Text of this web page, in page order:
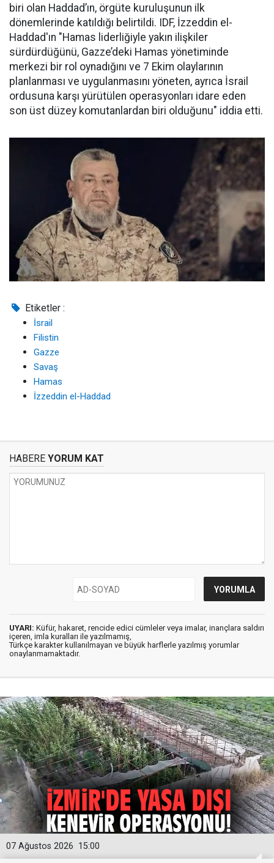
biri olan Haddad’ın, örgüte kuruluşunun ilk
dönemlerinde katıldığı belirtildi. IDF, İzzeddin el-
Haddad'ın "Hamas liderliğiyle yakın ilişkiler
sürdürdüğünü, Gazze’deki Hamas yönetiminde
merkezi bir rol oynadığını ve 7 Ekim olaylarının
planlanması ve uygulanmasını yöneten, ayrıca İsrail
ordusuna karşı yürütülen operasyonları idare eden
son üst düzey komutanlardan biri olduğunu" iddia etti.
Etiketler :
İsrail
Filistin
Gazze
Savaş
Hamas
İzzeddin el-Haddad
HABERE YORUM KAT
UYARI: Küfür, hakaret, rencide edici cümleler veya imalar, inançlara saldırı
içeren, imla kuralları ile yazılmamış,
Türkçe karakter kullanılmayan ve büyük harflerle yazılmış yorumlar
onaylanmamaktadır.
15:00
07 Ağustos 2026